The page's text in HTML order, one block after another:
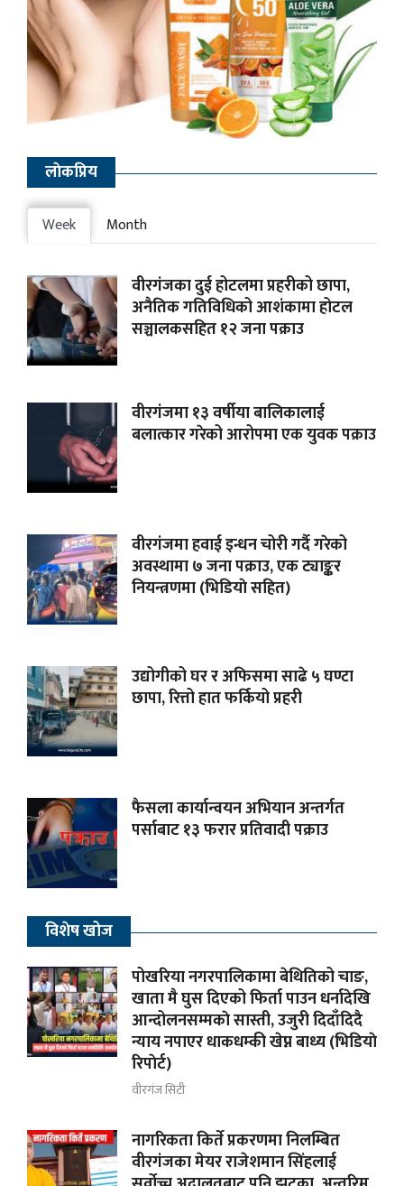
लाेकप्रिय
Week Month
वीरगंजका दुई होटलमा प्रहरीको छापा,
अनैतिक गतिविधिको आशंकामा होटल
सञ्चालकसहित १२ जना पक्राउ
वीरगंजमा १३ वर्षीया बालिकालाई
बलात्कार गरेको आरोपमा एक युवक पक्राउ
वीरगंजमा हवाई इन्धन चोरी गर्दै गरेको
अवस्थामा ७ जना पक्राउ, एक ट्याङ्कर
नियन्त्रणमा (भिडियाे सहित)
उद्योगीको घर र अफिसमा साढे ५ घण्टा
छापा, रित्तो हात फर्कियो प्रहरी
फैसला कार्यान्वयन अभियान अन्तर्गत
पर्साबाट १३ फरार प्रतिवादी पक्राउ
विशेष खोज
पोखरिया नगरपालिकामा बेथितिको चाङ,
खाता मै घुस दिएको फिर्ता पाउन धर्नादेखि
आन्दोलनसम्मकाे सास्ती, उजुरी दिदाँदिदै
न्याय नपाएर धाकधम्की खेप्न बाध्य (भिडियाे
रिपाेर्ट)
वीरगंज सिटी
नागरिकता किर्ते प्रकरणमा निलम्बित
वीरगंजका मेयर राजेशमान सिंहलाई